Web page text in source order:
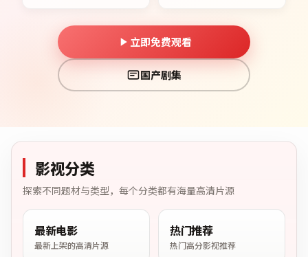
立即免费观看
国产剧集
影视分类
探索不同题材与类型，每个分类都有海量高清片源
最新电影
最新上架的高清片源
热门推荐
热门高分影视推荐